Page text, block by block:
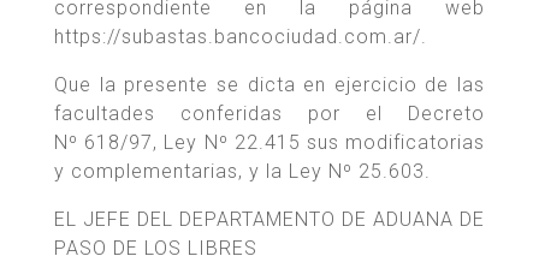
correspondiente en la página web
https://subastas.bancociudad.com.ar/.
Que la presente se dicta en ejercicio de las
facultades conferidas por el Decreto
Nº 618/97, Ley Nº 22.415 sus modificatorias
y complementarias, y la Ley Nº 25.603.
EL JEFE DEL DEPARTAMENTO DE ADUANA DE
PASO DE LOS LIBRES